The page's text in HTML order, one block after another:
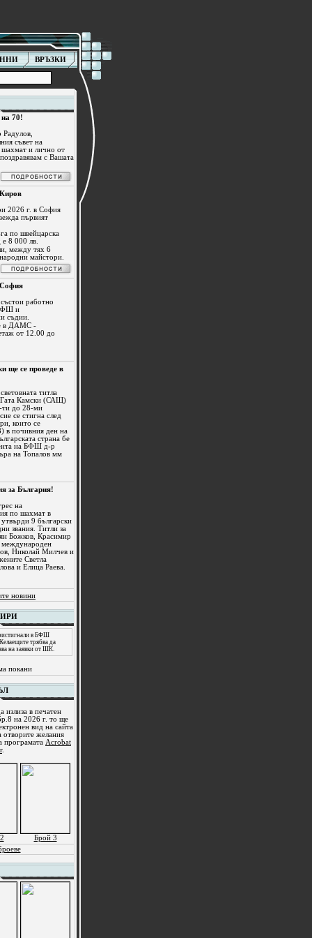
ВРЪЗКИ
на 70!
съвет на
шахмат и лично от
с Вашата
2026 г. в София
първият
по швейцарска
8 000 лв.
между тях 6
майстори.
София
работно
и
съдии.
в ДАМС -
от 12.00 до
ще се проведе в
титла
Гата Камски (САЩ)
ти до 28-ми
се стигна след
които се
в почивния ден на
страна бе
на БФШ д-р
на Топалов мм
за България!
на
по шахмат в
9 български
звания. Титли за
Божков, Красимир
международен
Николай Милчев и
Светла
и Елица Раева.
новини
в БФШ
трябва да
на заявки от ШК.
покани
излиза в печатен
на 2026 г. то ще
вид на сайта
отворите желания
програмата Acrobat
.
Брой 3